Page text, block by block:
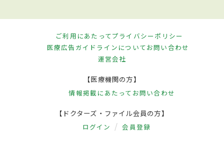
ご利用にあたってプライバシーポリシー
医療広告ガイドラインについてお問い合わせ
運営会社
【医療機関の方】
情報掲載にあたって お問い合わせ
【ドクターズ・ファイル会員の方】
ログイン 会員登録